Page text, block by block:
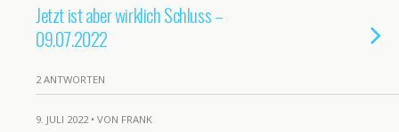
Jetzt ist aber wirklich Schluss –
09.07.2022
2 ANTWORTEN
9. JULI 2022 • VON FRANK